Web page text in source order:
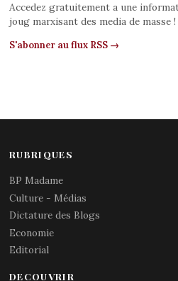
Accedez gratuitement a une
joug marxisant des media de masse !
S'abonner au flux RSS →
RUBRIQUES
BP Madame
Culture - Médias
Dictature des Blogs
Economie
Editorial
DECOUVRIR